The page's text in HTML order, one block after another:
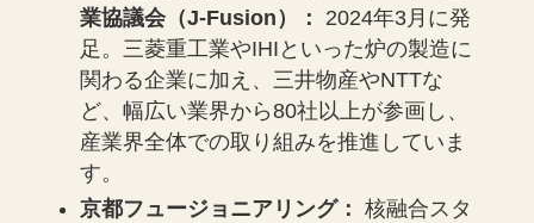
業協議会（J-Fusion）：
2024年3月に発
足。三菱重工業やIHIといった炉の製造に
関わる企業に加え、三井物産やNTTな
ど、幅広い業界から80社以上が参画し、
産業界全体での取り組みを推進していま
す。
京都フュージョニアリング： 核融合スタ